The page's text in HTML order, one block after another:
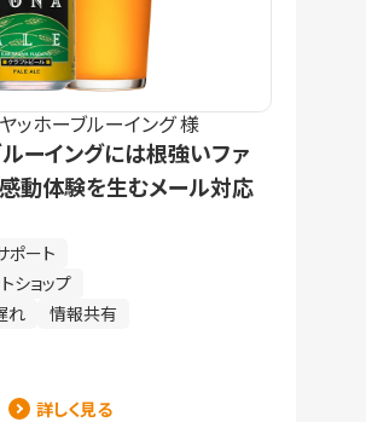
ッホーブルーイング 様
ーイングには根強いファ
動体験を生むメール対応
ポート
ショップ
れ 情報共有
詳しく見る